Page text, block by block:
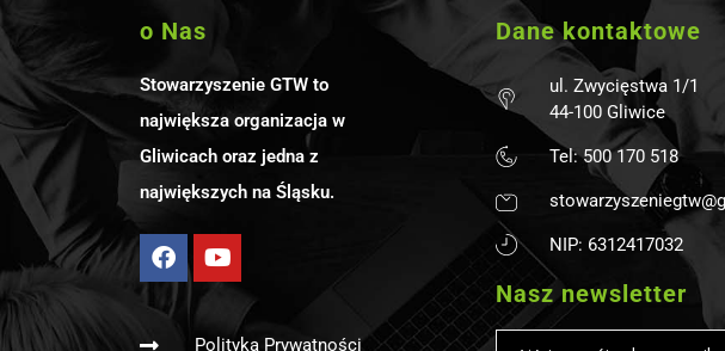
o Nas
Stowarzyszenie GTW to
największa organizacja w
Gliwicach oraz jedna z
największych na Śląsku.
Polityka Prywatności
Dane kontaktowe
ul. Zwycięstwa 1/1
44-100 Gliwice
Tel: 500 170 518
NIP: 6312417032
Nasz newsletter